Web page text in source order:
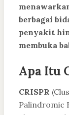
berbagai
penyakit
membuka
Apa Itu
CRISPR
Palindromic